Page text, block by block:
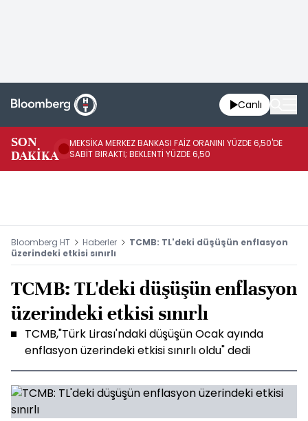
Canlı
SON
DAKİKA
MEKSİKA MERKEZ BANKASI FAİZ ORANINI YÜZDE 6,50'DE
SABİT BIRAKTI; BEKLENTİ YÜZDE 6,50
Bloomberg HT Haberler
TCMB: TL'deki düşüşün enflasyon
üzerindeki etkisi sınırlı
TCMB: TL'deki düşüşün enflasyon
üzerindeki etkisi sınırlı
TCMB,"Türk Lirası'ndaki düşüşün Ocak ayında
enflasyon üzerindeki etkisi sınırlı oldu" dedi